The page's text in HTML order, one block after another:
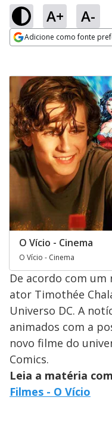
A+ A-
Adicione como fonte
O Vício - Cinema
O Vício - Cinema
De acordo com
ator Timothée
Universo DC. A
animados com a
novo filme do
Comics.
Leia a matéria
Filmes - O Vício